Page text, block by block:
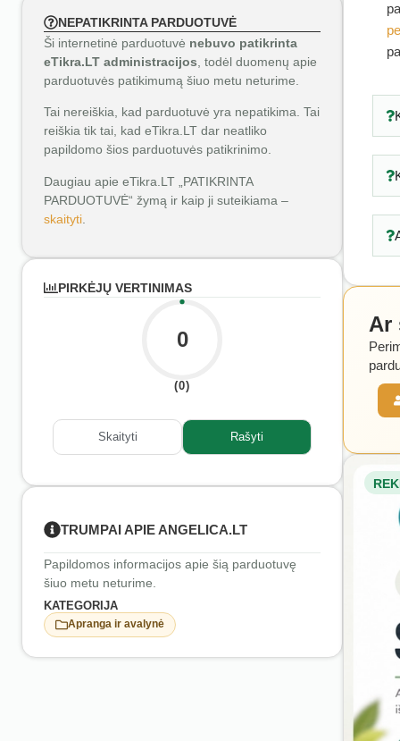
NEPATIKRINTA PARDUOTUVĖ
Ši internetinė parduotuvė nebuvo patikrinta
eTikra.LT administracijos , todėl duomenų apie
parduotuvės patikimumą šiuo metu neturime.
Tai nereiškia, kad parduotuvė yra nepatikima. Tai
reiškia tik tai, kad eTikra.LT dar neatliko
papildomo šios parduotuvės patikrinimo.
Daugiau apie eTikra.LT „PATIKRINTA
PARDUOTUVĖ“ žymą ir kaip ji suteikiama –
skaityti
PIRKĖJŲ VERTINIMAS
0
(0)
Skaityti Rašyti
TRUMPAI APIE ANGELICA.LT
Papildomos informacijos apie šią parduotuvę
šiuo metu neturime.
KATEGORIJA
Apranga ir avalynė
Ar